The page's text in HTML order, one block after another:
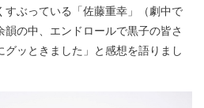
ぶっている「佐藤重幸」（劇中で
の中、エンドロールで黒子の皆さ
ッときました」と感想を語りまし